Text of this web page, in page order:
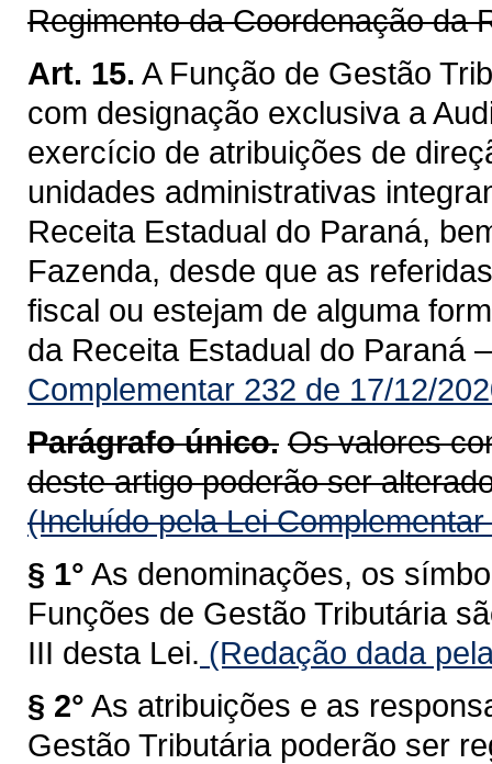
Regimento da Coordenação da
Art. 15. A Função de Gestão
com designação exclusiva a
exercício de atribuições de
unidades administrativas
Receita Estadual do Paraná,
Fazenda, desde que as
fiscal ou estejam de alguma
da Receita Estadual do Paraná
Complementar 232 de 17/12/
Parágrafo único. Os valores
deste artigo poderão ser
(Incluído pela Lei
§ 1° As denominações, os
Funções de Gestão Tributária
III desta Lei. (Redação dada
§ 2° As atribuições e as
Gestão Tributária poderão ser